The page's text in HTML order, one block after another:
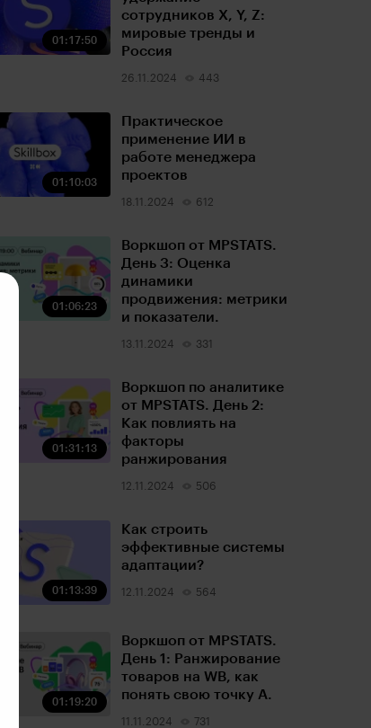
01:17:50
сотрудников X, Y, Z:
мировые тренды и
Россия
26.11.2024 443
01:10:03
Практическое
применение ИИ в
работе менеджера
проектов
18.11.2024 612
01:06:23
Воркшоп от MPSTATS.
День 3: Оценка
динамики
продвижения: метрики
и показатели.
13.11.2024 331
01:31:13
Воркшоп по аналитике
от MPSTATS. День 2:
Как повлиять на
факторы
ранжирования
12.11.2024 506
01:13:39
Как строить
эффективные системы
адаптации?
12.11.2024 564
01:19:20
Воркшоп от MPSTATS.
День 1: Ранжирование
товаров на WB, как
понять свою точку А.
11.11.2024 731